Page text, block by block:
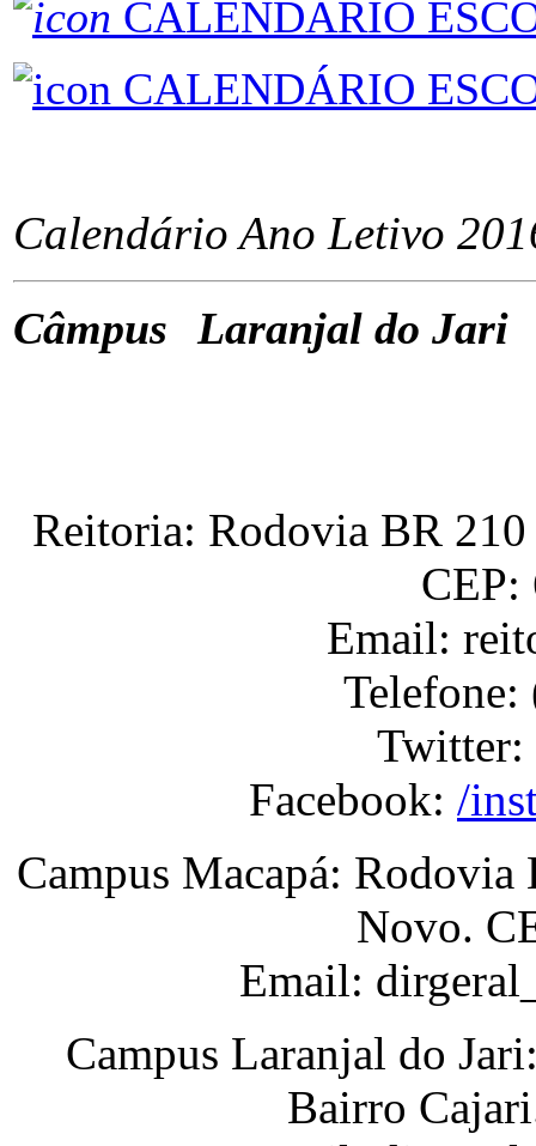
CALENDÁRIO
CALENDÁRIO
Calendário Ano Letivo
Câmpus
Laranjal do Jari
Reitoria: Rodovia BR
CEP:
Email:
Twitter:
Facebook: /
Campus Macapá:
Novo.
Email:
Campus Laranjal do
Bairro